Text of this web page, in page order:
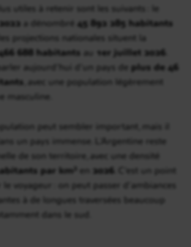
utiles à retenir sont les suivants : le
2022 a dénombré 45 892 285 habitants
projections nationales situent la
688 habitants au 1er juillet 2026
aujourd’hui d’un pays de plus de 46
, avec une population légèrement
masculine.
peut sembler important, mais il
un pays immense. L’Argentine reste
de son territoire, avec une densité
par km² en 2026 . C’est un point
le voyageur : on peut passer d’ambiances
à de longues traversées beaucoup
dans le sud.